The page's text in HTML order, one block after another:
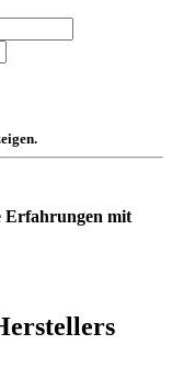
Erfahrungen mit